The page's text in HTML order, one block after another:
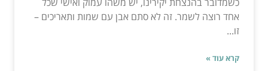
אחד רוצה לשמר. זה לא סתם אבן עם שמות ותאריכים –
זו...
קרא עוד »